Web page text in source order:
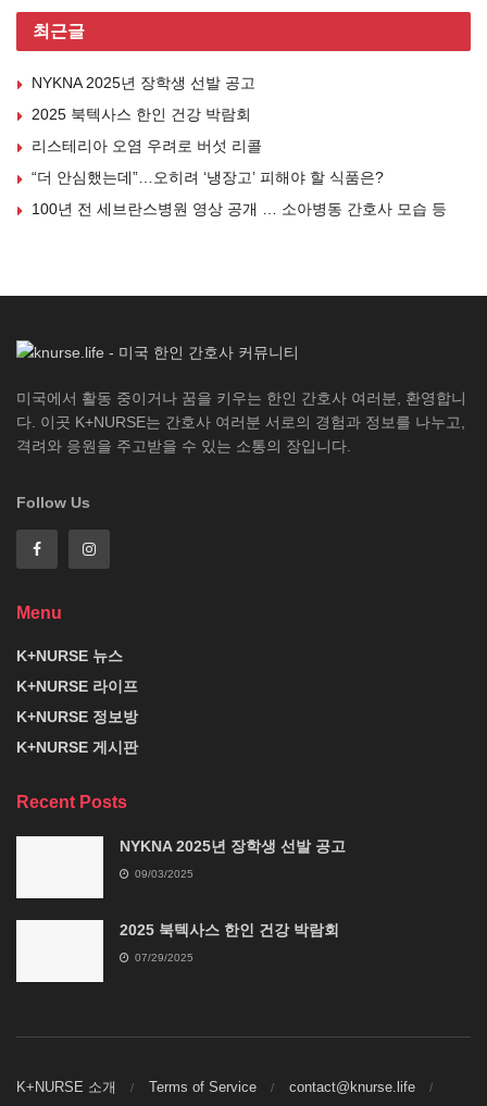
최근글
NYKNA 2025년 장학생 선발 공고
2025 북텍사스 한인 건강 박람회
리스테리아 오염 우려로 버섯 리콜
“더 안심했는데”…오히려 ‘냉장고’ 피해야 할 식품은?
100년 전 세브란스병원 영상 공개 … 소아병동 간호사 모습 등
미국에서 활동 중이거나 꿈을 키우는 한인 간호사 여러분, 환영합니
다. 이곳 K+NURSE는 간호사 여러분 서로의 경험과 정보를 나누고,
격려와 응원을 주고받을 수 있는 소통의 장입니다.
Follow Us
Menu
K+NURSE 뉴스
K+NURSE 라이프
K+NURSE 정보방
K+NURSE 게시판
Recent Posts
NYKNA 2025년 장학생 선발 공고
09/03/2025
2025 북텍사스 한인 건강 박람회
07/29/2025
K+NURSE 소개 Terms of Service contact@knurse.life